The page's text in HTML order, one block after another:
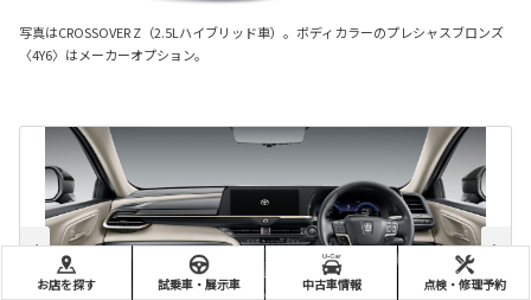
写真はCROSSOVER Z（2.5Lハイブリッド車）。ボディカラーのプレシャスブロンズ
〈4Y6〉はメーカーオプション。
お店を探す 試乗車・展示車 中古車情報 点検・修理予約